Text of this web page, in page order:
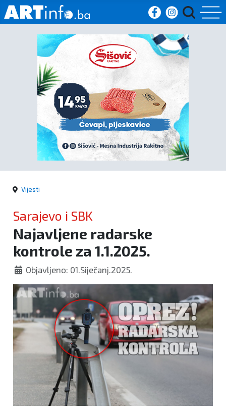
Početna
Vijesti
Sport
Kultura
Crna
kronika
Politika
Zanimljivosti
Vijesti
Sarajevo i SBK
Najavljene radarske
kontrole za 1.1.2025.
Objavljeno: 01.Siječanj.2025.